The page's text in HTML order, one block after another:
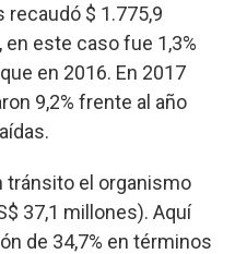
recaudó $ 1.775,9
este caso fue 1,3%
en 2016. En 2017
9,2% frente al año
tránsito el organismo
37,1 millones). Aquí
de 34,7% en términos